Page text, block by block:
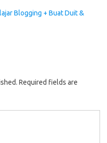
Blogging + Buat Duit &
Required fields are